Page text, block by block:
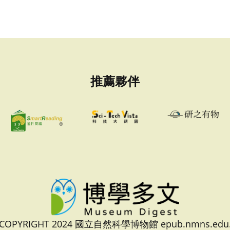
推薦夥伴
2024 國立自然科學博物館